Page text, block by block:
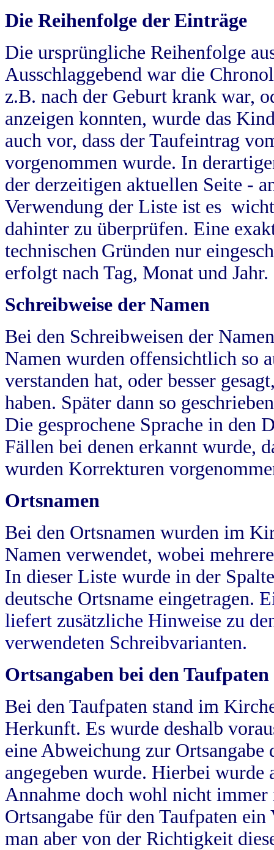
Die Reihenfolge der Einträge
Die ursprüngliche Reihenfolge
Ausschlaggebend war die
z.B. nach der Geburt krank war,
anzeigen konnten, wurde das
auch vor, dass der Taufeintrag
vorgenommen wurde. In
der derzeitigen aktuellen Seite -
Verwendung der Liste ist es
dahinter zu überprüfen. Eine
technischen Gründen nur
erfolgt nach Tag, Monat und Jahr.
Schreibweise der Namen
Bei den Schreibweisen der
Namen wurden offensichtlich so
verstanden hat, oder besser
haben. Später dann so
Die gesprochene Sprache in
Fällen bei denen erkannt wurde,
wurden Korrekturen
Ortsnamen
Bei den Ortsnamen wurden im
Namen verwendet, wobei
In dieser Liste wurde in der
deutsche Ortsname eingetragen.
liefert zusätzliche Hinweise zu
verwendeten Schreibvarianten.
Ortsangaben bei den Taufpaten
Bei den Taufpaten stand im
Herkunft. Es wurde deshalb
eine Abweichung zur
angegeben wurde. Hierbei wurde
Annahme doch wohl nicht
Ortsangabe für den Taufpaten
man aber von der Richtigkeit